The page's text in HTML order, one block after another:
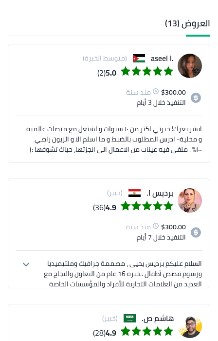
العروض (13)
.aseel l (متوسط الخبرة)
5.0
(2)
$300.00
منذ سنة
التنفيذخلال 3 أيام
ابشر بعزك! خبرتي اكثر من ١٠ سنوات و اشتغل مع منصات عالمية
و محلية- ادرس المطلوب بالضبط و ما اسلم الا و الزبون راضي
١٠٠٪ . ملفي فيه عينات من الاعمال الي انجزتها، حياك تشوفها :)
برديس ا. (خبير)
4.9
(36)
$300.00
منذ سنة
التنفيذخلال 7 أيام
عبد العزيز , مروج جدة للتنمية العقارية والكثير ..تفضل
بالاطلاع على ملف الأعمال بحسابي
هاشم ص. (خبير)
4.9
(28)